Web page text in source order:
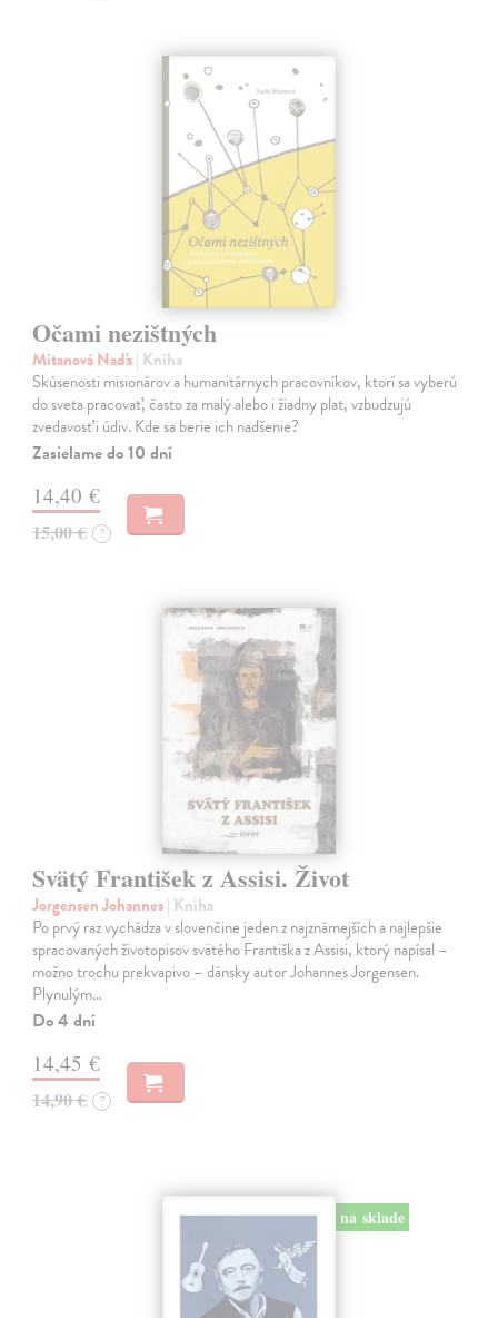
Očami nezištných
Mitanová Naďa| Kniha
Skúsenosti misionárov a humanitárnych pracovníkov, ktorí sa vyberú
do sveta pracovať, často za malý alebo i žiadny plat, vzbudzujú
zvedavosť i údiv. Kde sa berie ich nadšenie?
Zasielame do 10 dní
14,40 €
15,00 € ?
Svätý František z Assisi. Život
Jorgensen Johannes| Kniha
Po prvý raz vychádza v slovenčine jeden z najznámejších a najlepšie
spracovaných životopisov svätého Františka z Assisi, ktorý napísal –
možno trochu prekvapivo – dánsky autor Johannes Jorgensen.
Plynulým…
Do 4 dní
14,45 €
14,90 € ?
na sklade